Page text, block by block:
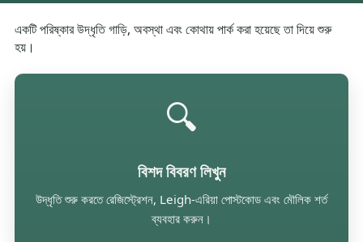
একটি পরিষ্কার উদ্ধৃতি গাড়ি, অবস্থা এবং কোথায় পার্ক করা হয়েছে তা দিয়ে শুরু
হয়।
🔍
বিশদ বিবরণ লিখুন
উদ্ধৃতি শুরু করতে রেজিস্ট্রেশন, Leigh-এরিয়া পোস্টকোড এবং মৌলিক শর্ত
ব্যবহার করুন।